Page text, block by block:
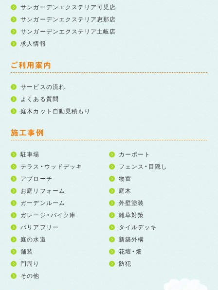
サンガーデンエクステリア可児店
サンガーデンエクステリア恵那店
サンガーデンエクステリア土岐店
求人情報
ご利用案内
サービスの流れ
よくある質問
庭木カット自動見積もり
施工事例
駐車場
カーポート
テラス・ウッドデッキ
フェンス・目隠し
アプローチ
物置
お庭リフォーム
庭木
ガーデンルーム
外壁塗装
ガレージ・バイク庫
雑草対策
バリアフリー
タイルデッキ
庭の水道
新築外構
舗装
花壇・畑
門周り
防犯
その他